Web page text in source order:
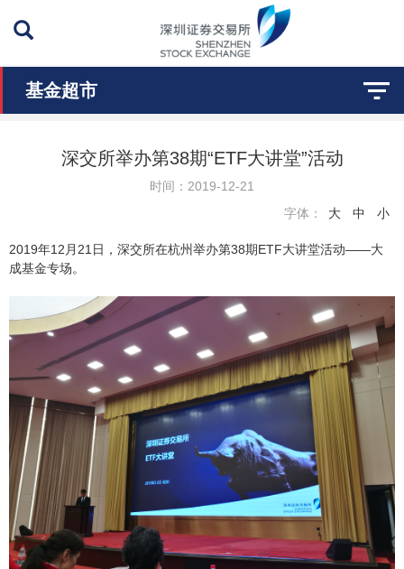
基金超市
ETF大讲堂
深交所举办第38期“ETF大讲堂”活动
时间： 2019-12-21
字体：
大 中 小
2019年12月21日，深交所在杭州举办第38期ETF大讲堂活动——大
成基金专场。